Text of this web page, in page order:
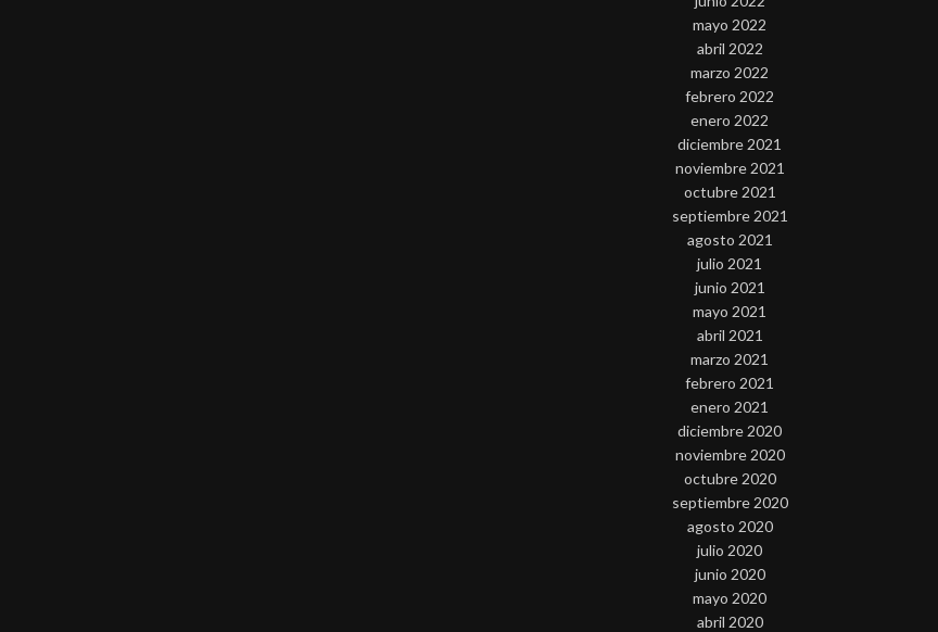
mayo 2022
abril 2022
marzo 2022
febrero 2022
enero 2022
diciembre 2021
noviembre 2021
octubre 2021
septiembre 2021
agosto 2021
julio 2021
junio 2021
mayo 2021
abril 2021
marzo 2021
febrero 2021
enero 2021
diciembre 2020
noviembre 2020
octubre 2020
septiembre 2020
agosto 2020
julio 2020
junio 2020
mayo 2020
abril 2020